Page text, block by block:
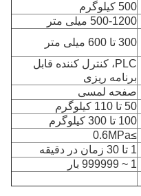
500 کیلوگرم
500-1200 میلی متر
300 تا 600 میلی متر
PLC، کنترل کننده قابل
برنامه ریزی
صفحه لمسی
50 تا 110 کیلوگرم
100 تا 300 کیلوگرم
≥0.6MPa
1 تا 30 زمان در دقیقه
1 ~ 999999 بار